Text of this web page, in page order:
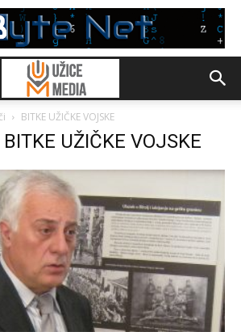
BITKE UŽIČKE VOJSKE
UŽIČKE VOJSKE